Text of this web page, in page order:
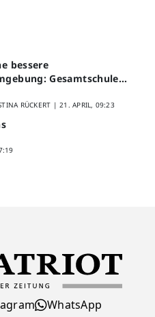
bessere
Gesamtschule
RÜCKERT |21. APRIL, 09:23
WhatsApp